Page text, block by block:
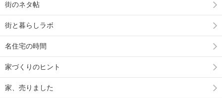
街のネタ帖
街と暮らしラボ
名住宅の時間
家づくりのヒント
家、売りました